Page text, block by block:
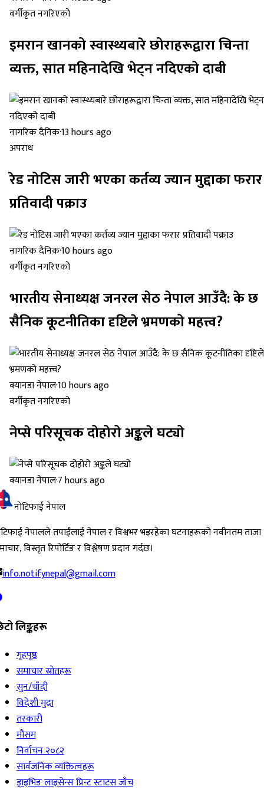
वर्गीकृत नगरिएको
इमरान खानको स्वास्थ्यबारे छोराहरूद्वारा चिन्ता
व्यक्त, सात महिनादेखि भेट्न नदिएको दाबी
नागरिक दैनिक·13 hours ago
अपराध
रेड नोटिस जारी भएका कर्तव्य ज्यान मुद्दाका फरार
प्रतिवादी पक्राउ
नागरिक दैनिक·10 hours ago
वर्गीकृत नगरिएको
भारतीय सेनाध्यक्ष जनरल सेठ नेपाल आउँदै: के छ
सैनिक कूटनीतिका दृष्टिले भ्रमणको महत्त्व?
क्यानडा नेपाल·10 hours ago
वर्गीकृत नगरिएको
नेप्से परिसूचक दोहोरो अङ्कले घट्यो
क्यानडा नेपाल·7 hours ago
नोटिफाई नेपाल
नेपालले तपाईंलाई नेपाल र विश्वभर भइरहेका घटनाहरूको नवीनतम ताजा
विस्तृत रिपोर्टिङ र विश्लेषण प्रदान गर्दछ।
info.notifynepal@gmail.com
लिङ्कहरू
गृहपृष्ठ
समाचार स्रोतहरू
सुन/चाँदी
विदेशी मुद्रा
तरकारी
मौसम
निर्वाचन २०८२
सार्वजनिक व्यक्तित्वहरू
ड्राइभिङ लाइसेन्स प्रिन्ट स्टाटस जाँच